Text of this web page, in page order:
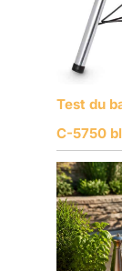
Test du
C-5750